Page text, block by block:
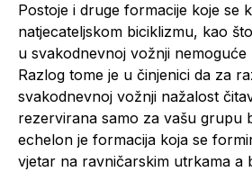
Postoje i druge formacije koje se
natjecateljskom biciklizmu, kao
u svakodnevnoj vožnji nemoguće
Razlog tome je u činjenici da za
svakodnevnoj vožnji nažalost
rezervirana samo za vašu grupu
echelon je formacija koja se
vjetar na ravničarskim utrkama a